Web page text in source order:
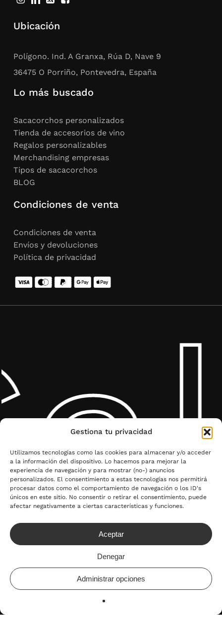
Gestiona tu privacidad
Utilizamos tecnologías como las cookies para almacenar y/o acceder
a la información del dispositivo. Lo hacemos para mejorar la
experiencia de navegación y para mostrar (no-) anuncios
personalizados. El consentimiento a estas tecnologías nos permitirá
procesar datos como el comportamiento de navegación o los ID's
únicos en este sitio. No consentir o retirar el consentimiento, puede
afectar negativamente a ciertas características y funciones.
Aceptar
Denegar
Administrar opciones
Ubicación
Polígono. Ind. A Granxa, Rúa D, Nave 9
36475 O Porriño, Pontevedra, España
Lo más buscado
Sacacorchos personalizados
Tienda de accesorios de vino
Regalos personalizables
Merchandising empresas
Tipos de sacacorchos
BLOG
Condiciones de venta
Condiciones de venta
Envíos y devoluciones
Política de privacidad